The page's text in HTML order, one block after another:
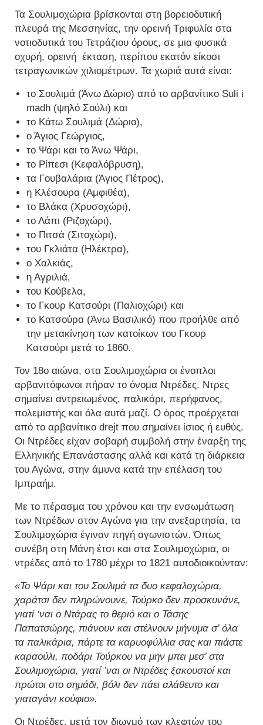
Τα Σουλιμοχώρια βρίσκονται στη βορειοδυτική
πλευρά της Μεσσηνίας, την ορεινή Τριφυλία στα
νοτιοδυτικά του Τετράζιου όρους, σε μια φυσικά
οχυρή, ορεινή έκταση, περίπου εκατόν είκοσι
τετραγωνικών χιλιομέτρων. Τα χωριά αυτά είναι:
το Σουλιμά (Άνω Δώριο) από το αρβανίτικο Suli i
madh (ψηλό Σούλι) και
το Κάτω Σουλιμά (Δώριο),
ο Άγιος Γεώργιος,
το Ψάρι και το Άνω Ψάρι,
το Ρίπεσι (Κεφαλόβρυση),
τα Γουβαλάρια (Άγιος Πέτρος),
η Κλέσουρα (Αμφιθέα),
το Βλάκα (Χρυσοχώρι),
το Λάπι (Ριζοχώρι),
το Πιτσά (Σιτοχώρι),
του Γκλιάτα (Ηλέκτρα),
ο Χαλκιάς,
η Αγριλιά,
του Κούβελα,
το Γκουρ Κατσούρι (Παλιοχώρι) και
το Κατσούρα (Άνω Βασιλικό) που προήλθε από
την μετακίνηση των κατοίκων του Γκουρ
Κατσούρι μετά το 1860.
Τον 18ο αιώνα, στα Σουλιμοχώρια οι ένοπλοι
αρβανιτόφωνοι πήραν το όνομα Ντρέδες. Ντρες
σημαίνει αντρειωμένος, παλικάρι, περήφανος,
πολεμιστής και όλα αυτά μαζί. Ο όρος προέρχεται
από το αρβανίτικο drejt που σημαίνει ίσιος ή ευθύς.
Οι Ντρέδες είχαν σοβαρή συμβολή στην έναρξη της
Ελληνικής Επανάστασης αλλά και κατά τη διάρκεια
του Αγώνα, στην άμυνα κατά την επέλαση του
Ιμπραήμ.
Με το πέρασμα του χρόνου και την ενσωμάτωση
των Ντρέδων στον Αγώνα για την ανεξαρτησία, τα
Σουλιμοχώρια έγιναν πηγή αγωνιστών. Όπως
συνέβη στη Μάνη έτσι και στα Σουλιμοχώρια, οι
ντρέδες από το 1780 μέχρι το 1821 αυτοδιοικούνταν:
«Το Ψάρι και του Σουλιμά τα δυο κεφαλοχώρια,
χαράτσι δεν πληρώνουνε, Τούρκο δεν προσκυνάνε,
γιατί ‘ναι ο Ντάρας το θεριό και ο Τάσης
Παπατσώρης, πιάνουν και στέλνουν μήνυμα σ’ όλα
τα παλικάρια, πάρτε τα καρυοφύλλια σας και πιάστε
καραούλι, ποδάρι Τούρκου να μην μπει μεσ’ στα
Σουλιμοχώρια, γιατί ’ναι οι Ντρέδες ξακουστοί και
πρώτοι στο σημάδι, βόλι δεν πάει αλάθευτο και
γιαταγάνι κούφιο».
Οι Ντρέδες, μετά τον διωγμό των κλεφτών του